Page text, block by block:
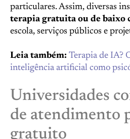
particulares. Assim, diversas
terapia gratuita ou de baixo
escola, serviços públicos e
Leia também: Terapia de IA?
inteligência artificial como
Universidades
de atendimento
gratuito